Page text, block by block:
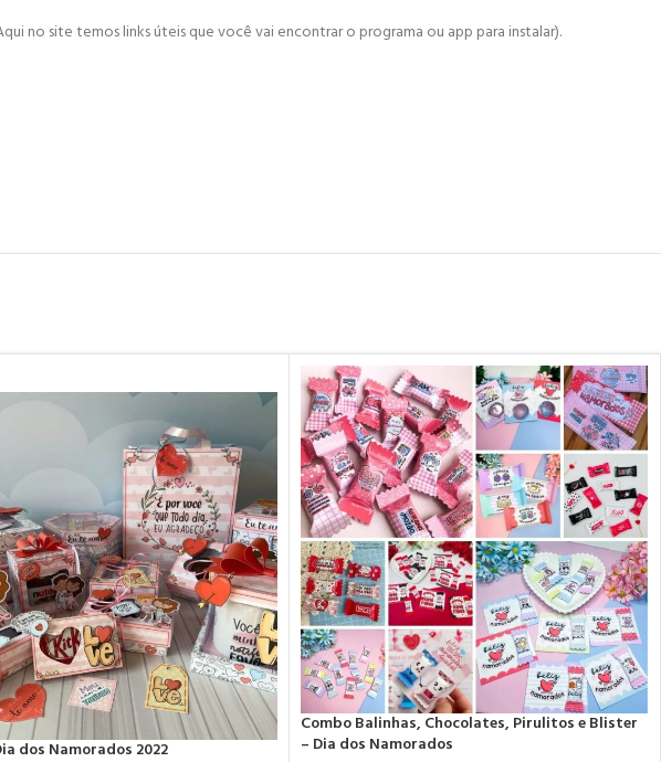
no site temos links úteis que você vai encontrar o programa ou app para instalar).
dos Namorados 2022
Combo Balinhas, Chocolates, Pirulitos e Blister
– Dia dos Namorados